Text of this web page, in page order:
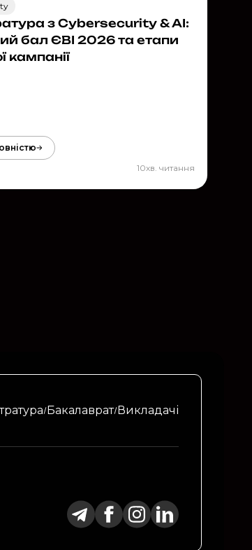
з Cybersecurity & AI:
бал ЄВІ 2026 та етапи
кампанії
10хв. читання
Бакалаврат Викладачі